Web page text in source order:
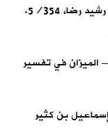
تفسير القرآن الحكيم (تفسير المنار)، محمد رشيد رضا، 5/354.
القرآن العظيم، ابن كثير، 4/266. – الميزان في تفسير
بن كثير